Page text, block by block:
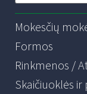
Mokesčių
Formos
Rinkmenos /
Skaičiuoklės